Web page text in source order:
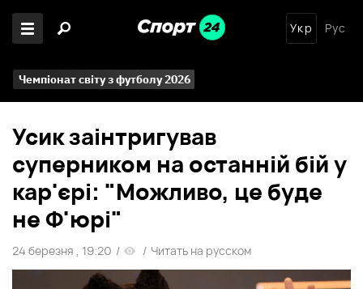
Укр Рус
Чемпіонат світу з футболу 2026
Усик заінтригував
суперником на останній бій у
кар'єрі: "Можливо, це буде
не Ф'юрі"
24 березня , 19:20 / / Читать на русском